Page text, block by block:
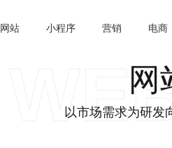
网站 小程序 营销 电商
网
以市场需求为研发